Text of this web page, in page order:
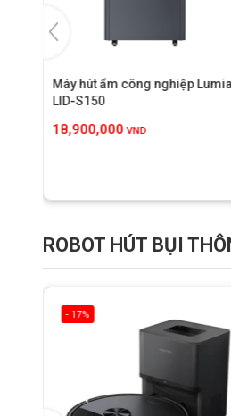
Máy hút ẩm công nghiệp
LID-S150
18,900,000 VND
ROBOT HÚT BỤI
- 17%